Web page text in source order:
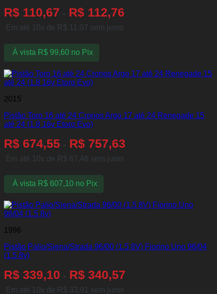
R$ 110,67 - R$ 112,76
Em até 10x de R$ 11,07 sem juros
À vista R$99,60 no Pix
2015
Pistão Toro 16 até 24 Cronos Argo 17 até 24 Renegade 15
até 24 (1.8 16v Etorq Evo)
R$ 674,55 - R$ 757,63
Em até 10x de R$ 67,46 sem juros
À vista R$607,10 no Pix
1996
Pistão Palio/Siena/Strada 96/00 (1.5 8V) Fiorino Uno 96/04
(1.5 8v)
R$ 339,10 - R$ 340,57
Em até 10x de R$ 33,91 sem juros